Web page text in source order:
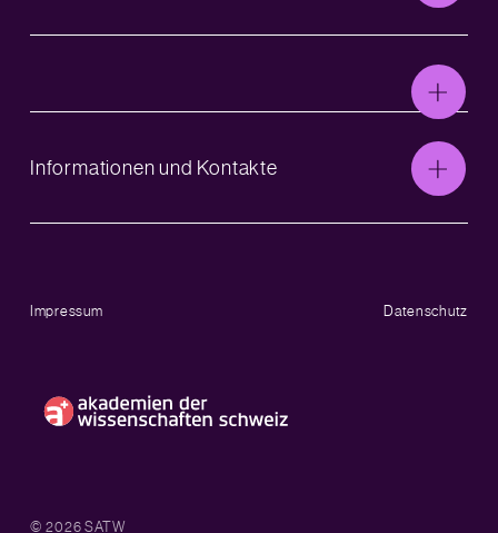
Informationen und Kontakte
Impressum Datenschutz
© 2026 SATW